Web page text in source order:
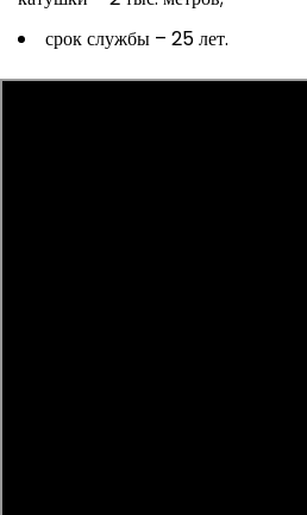
срок службы – 25 лет.